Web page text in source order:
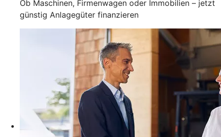
Ob Maschinen, Firmenwagen oder Immobilien – jetzt
günstig Anlagegüter finanzieren